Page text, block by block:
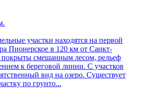
участки находятся на первой
Пионерское в 120 км от Санкт-
покрыты смешанным лесом, рельеф
к береговой линии. С участков
вид на озеро. Существует
по грунто...